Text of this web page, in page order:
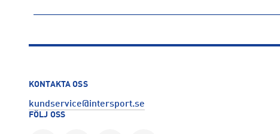
Leverantörens produktnummer: FQ1357
Tillverkaradress: Colosseum 1, 1213 NL, Hilversum, NL
KONTAKTA OSS
kundservice@intersport.se
FÖLJ OSS